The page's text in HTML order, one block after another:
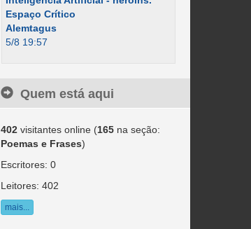
Espaço Crítico
Alemtagus
5/8 19:57
Quem está aqui
402visitantes online (165na seção:
Poemas e Frases)
Escritores: 0
Leitores: 402
mais...